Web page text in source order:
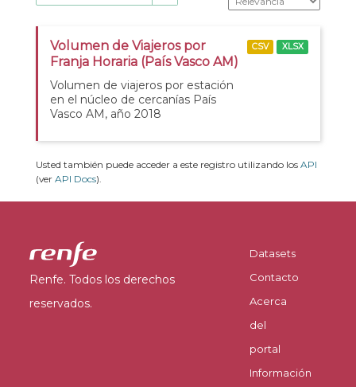
Volumen de Viajeros por
Franja Horaria (País Vasco AM)
Volumen de viajeros por estación
en el núcleo de cercanías País
Vasco AM, año 2018
CSV XLSX
Usted también puede acceder a este registro utilizando los API
(ver API Docs).
Renfe. Todos los derechos
reservados.
Datasets
Contacto
Acerca
del
portal
Información